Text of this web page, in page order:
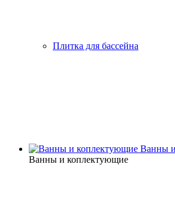
Плитка для бассейна
Ванны
Ванны и коплектующие